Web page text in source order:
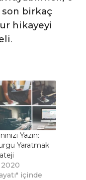
birkaç
hikayeyi
.
Yazın:
Yaratmak
içinde